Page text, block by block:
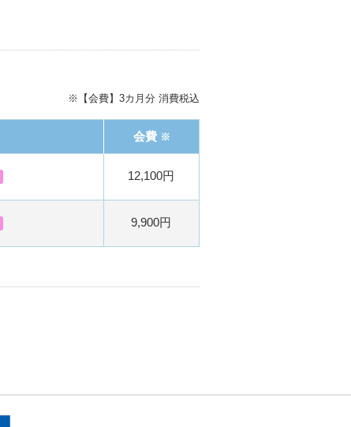
※【会費】3カ月分 消費税込
会費 ※
12,100円
9,900円